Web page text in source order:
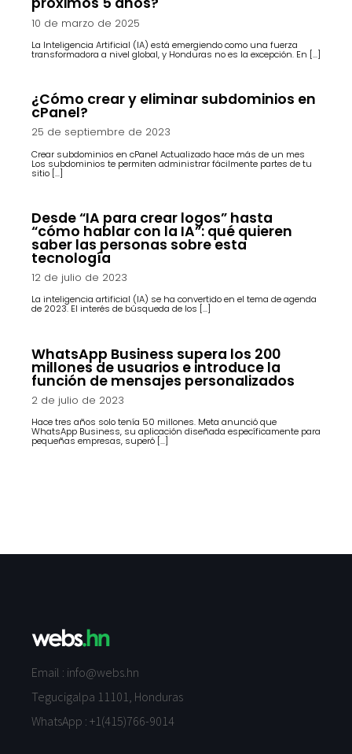
10 de marzo de 2025
La Inteligencia Artificial (IA) está emergiendo como una fuerza
transformadora a nivel global, y Honduras no es la excepción. En […]
¿Cómo crear y eliminar subdominios en
cPanel?
25 de septiembre de 2023
Crear subdominios en cPanel Actualizado hace más de un mes
Los subdominios te permiten administrar fácilmente partes de tu
sitio […]
Desde “IA para crear logos” hasta
“cómo hablar con la IA”: qué quieren
saber las personas sobre esta
tecnología
12 de julio de 2023
La inteligencia artificial (IA) se ha convertido en el tema de agenda
de 2023. El interés de búsqueda de los […]
WhatsApp Business supera los 200
millones de usuarios e introduce la
función de mensajes personalizados
2 de julio de 2023
Hace tres años solo tenía 50 millones. Meta anunció que
WhatsApp Business, su aplicación diseñada específicamente para
pequeñas empresas, superó […]
Email : info@webs.hn
Tegucigalpa 11101, Honduras
WhatsApp : +1(415)766-9014